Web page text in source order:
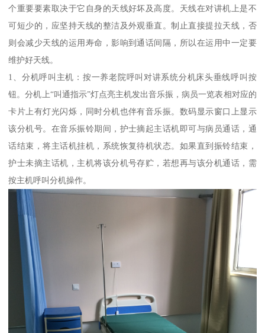
个重要要素取决于它自身的天线好坏及高度。天线在对讲机上是不
可短少的，应坚持天线的整洁及外观垂直。制止直接提拉天线，否
则会减少天线的运用寿命，影响到通话间隔，所以在运用中一定要
维护好天线。
1、分机呼叫主机：按一养老院呼叫对讲系统分机床头垂线呼叫按
钮。分机上“叫通指示”灯点亮主机发出音乐振，病员一览表相对应的
卡片上有灯光闪烁，同时分机也伴有音乐振。数码显示窗口上显示
该分机号。在音乐振铃期间，护士摘起主话机即可与病员通话，通
话结束，将主话机挂机，系统恢复待机状态。如果直到振铃结束，
护士未摘主话机，主机将该分机号存贮，若想再与该分机通话，需
按主机呼叫分机操作。